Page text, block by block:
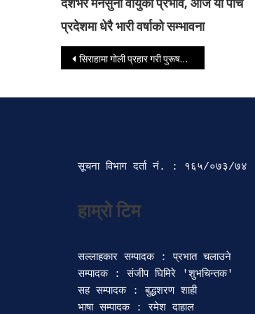
प्रदेशमा धेरै भारी वर्षाको सम्भावना
Post navigation
सिराहामा गोली प्रहार गरी पुरूषको हत्या
सूचना विभाग दर्ता‍ नं. : १६५/०७३/७४
हाम्रो टिम
सल्लाहकार सम्पादक : प्रभात चलाउने
सम्पादक : संजीप घिमिरे 'शुभचिन्तक'
सह सम्पादक : बुद्धशरण शाही
भाषा सम्पादक : रमेश दाहाल